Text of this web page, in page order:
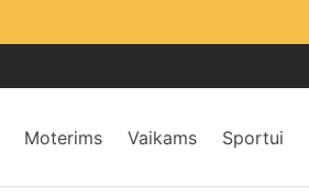
Moterims Vaikams Sportui